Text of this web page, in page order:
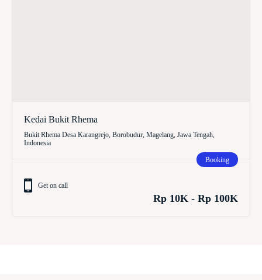
Kedai Bukit Rhema
Bukit Rhema Desa Karangrejo, Borobudur, Magelang, Jawa Tengah,
Indonesia
Booking
Get on call
Rp 10K - Rp 100K